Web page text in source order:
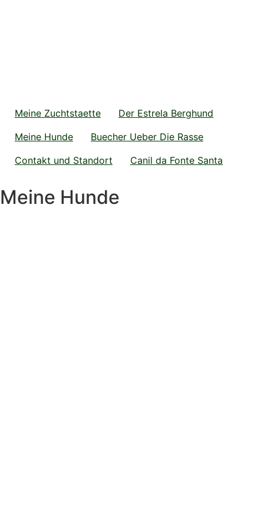
Meine Zuchtstaette
Der Estrela Berghund
Meine Hunde
Buecher Ueber Die Rasse
Contakt und Standort
Canil da Fonte Santa
Meine Hunde